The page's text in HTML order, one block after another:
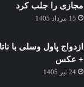
مجازی را جلب کرد
15 مرداد 1405
ازدواج پاول وسلی با
+ عکس
24 تیر 1405